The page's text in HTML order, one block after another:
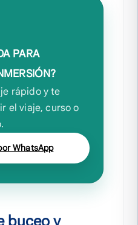
PARA
rápido y te
el viaje, curso o
WhatsApp